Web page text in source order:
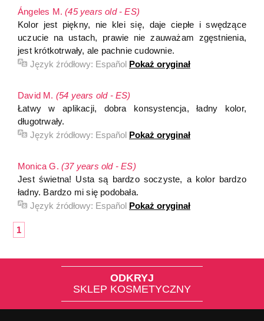
Ángeles M.(45 years old - ES)
Kolor jest piękny, nie klei się, daje ciepłe i swędzące
uczucie na ustach, prawie nie zauważam zgęstnienia,
jest krótkotrwały, ale pachnie cudownie.
Język źródłowy: Español Pokaż oryginał
David M. (54 years old - ES)
Łatwy w aplikacji, dobra konsystencja, ładny kolor,
długotrwały.
Język źródłowy: Español Pokaż oryginał
Monica G. (37 years old - ES)
Jest świetna! Usta są bardzo soczyste, a kolor bardzo
ładny. Bardzo mi się podobała.
Język źródłowy: Español Pokaż oryginał
1
ODKRYJ
SKLEP KOSMETYCZNY